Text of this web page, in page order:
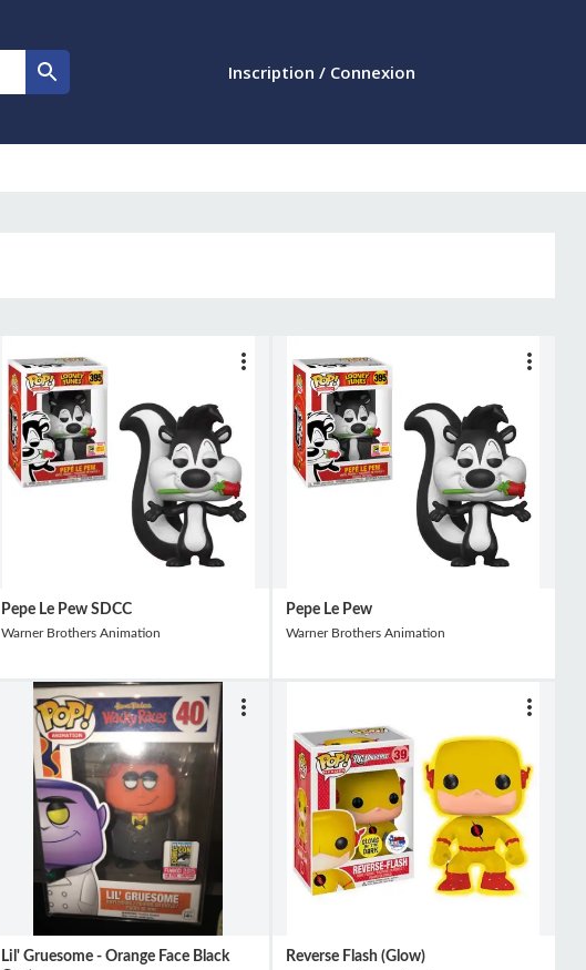
Inscription / Connexion
Pepe Le Pew SDCC
Warner Brothers Animation
Pepe Le Pew
Warner Brothers Animation
Lil' Gruesome - Orange Face Black
Reverse Flash (Glow)